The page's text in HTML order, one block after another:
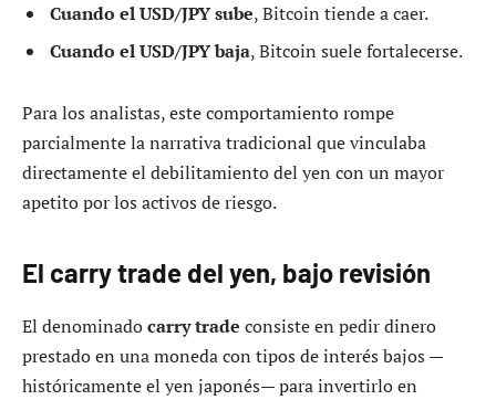
Cuando el USD/JPY sube, Bitcoin tiende a caer.
Cuando el USD/JPY baja, Bitcoin suele fortalecerse.
Para los analistas, este comportamiento rompe
parcialmente la narrativa tradicional que vinculaba
directamente el debilitamiento del yen con un mayor
apetito por los activos de riesgo.
El carry trade del yen, bajo revisión
El denominadocarry trade consiste en pedir dinero
prestado en una moneda con tipos de interés bajos —
históricamente el yen japonés— para invertirlo en